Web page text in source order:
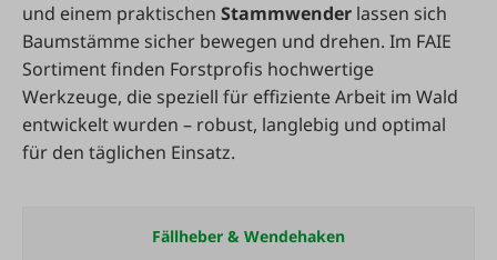
und einem praktischen Stammwender lassen sich
Baumstämme sicher bewegen und drehen. Im FAIE
Sortiment finden Forstprofis hochwertige
Werkzeuge, die speziell für effiziente Arbeit im Wald
entwickelt wurden – robust, langlebig und optimal
für den täglichen Einsatz.
Fällheber & Wendehaken